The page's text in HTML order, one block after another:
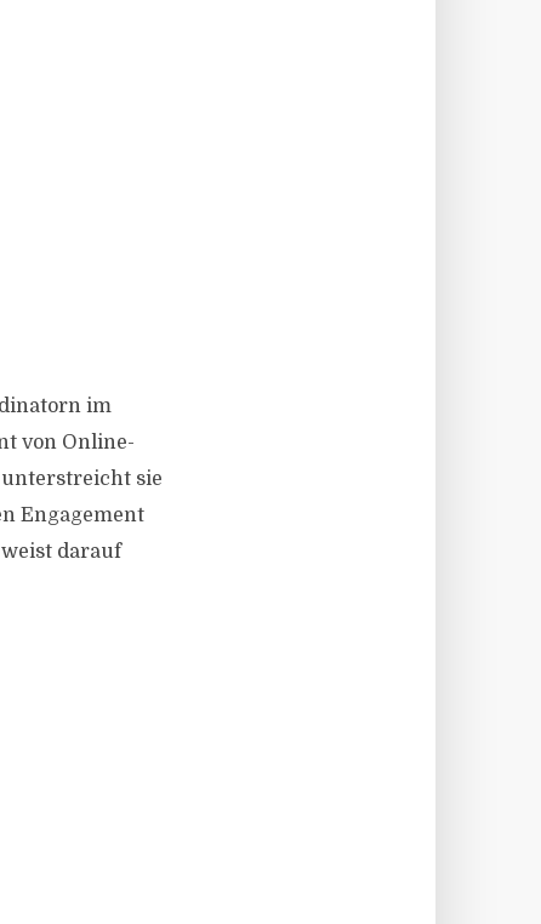
im
von Online-
sie
Engagement
darauf